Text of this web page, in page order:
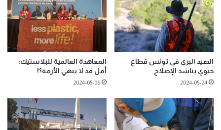
الصيد البري في تونس قطاع
حيوي يناشد الإصلاح
2024-05-24
المعاهدة العالمية للبلاستيك:
أمل قد لا ينهي الأزمة؟!
2024-05-06